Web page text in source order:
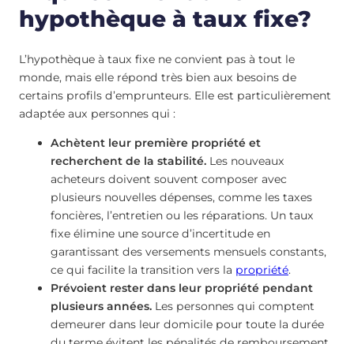
hypothèque à taux fixe?
L’hypothèque à taux fixe ne convient pas à tout le
monde, mais elle répond très bien aux besoins de
certains profils d’emprunteurs. Elle est particulièrement
adaptée aux personnes qui :
Achètent leur première propriété et
recherchent de la stabilité. Les nouveaux
acheteurs doivent souvent composer avec
plusieurs nouvelles dépenses, comme les taxes
foncières, l’entretien ou les réparations. Un taux
fixe élimine une source d’incertitude en
garantissant des versements mensuels constants,
ce qui facilite la transition vers la propriété.
Prévoient rester dans leur propriété pendant
plusieurs années. Les personnes qui comptent
demeurer dans leur domicile pour toute la durée